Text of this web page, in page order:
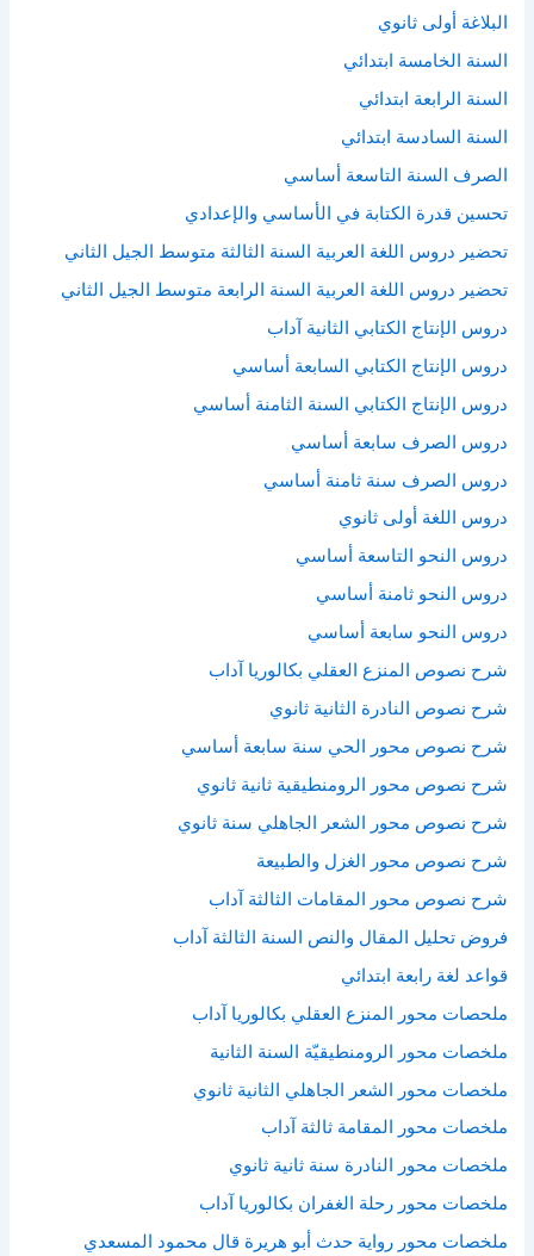
البلاغة أولى ثانوي
السنة الخامسة ابتدائي
السنة الرابعة ابتدائي
السنة السادسة ابتدائي
الصرف السنة التاسعة أساسي
تحسين قدرة الكتابة في الأساسي والإعدادي
تحضير دروس اللغة العربية السنة الثالثة متوسط الجيل الثاني
تحضير دروس اللغة العربية السنة الرابعة متوسط الجيل الثاني
دروس الإنتاج الكتابي الثانية آداب
دروس الإنتاج الكتابي السابعة أساسي
دروس الإنتاج الكتابي السنة الثامنة أساسي
دروس الصرف سابعة أساسي
دروس الصرف سنة ثامنة أساسي
دروس اللغة أولى ثانوي
دروس النحو التاسعة أساسي
دروس النحو ثامنة أساسي
دروس النحو سابعة أساسي
شرح نصوص المنزع العقلي بكالوريا آداب
شرح نصوص النادرة الثانية ثانوي
شرح نصوص محور الحي سنة سابعة أساسي
شرح نصوص محور الرومنطيقية ثانية ثانوي
شرح نصوص محور الشعر الجاهلي سنة ثانوي
شرح نصوص محور الغزل والطبيعة
شرح نصوص محور المقامات الثالثة آداب
فروض تحليل المقال والنص السنة الثالثة آداب
قواعد لغة رابعة ابتدائي
ملحصات محور المنزع العقلي بكالوريا آداب
ملخصات محور الرومنطيقيّة السنة الثانية
ملخصات محور الشعر الجاهلي الثانية ثانوي
ملخصات محور المقامة ثالثة آداب
ملخصات محور النادرة سنة ثانية ثانوي
ملخصات محور رحلة الغفران بكالوريا آداب
ملخصات محور رواية حدث أبو هريرة قال محمود المسعدي